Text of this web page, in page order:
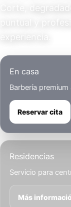
Corte,
puntual y
En casa
Barbería
Reservar cita
Residencias
Servicio para
Más